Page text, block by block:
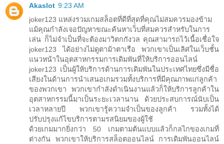
Akaslot 9:23 AM
joker123 แหล่งรวมเกมสล็อตที่ดีที่สุดที่คุณไม่สมควรมองข้าม
แม้คุณกำลังเจอปัญหาขณะค้นหาเว็บที่สมควรสำหรับในการ
เล่น ก็ไม่จำเป็นที่จะต้องมาวิตกกังวล คุณสามารถไว้เนื้อเชื่อใจ
joker123 ได้อย่างไม่ดูตาม้าตาเรือ พวกเขาเป็นเลิศในเว็บชั้น
แนวหน้าในอุตสาหกรรมการเดิมพันที่ให้บริการออนไลน์
joker123 เป็นผู้ให้บริการด้านการเดิมพันในประเทศไทยซึ่งมีชื่อ
เสียงในด้านการนำเสนอเกมรวมทั้งบริการที่มีคุณภาพแก่ลูกค้า
ของพวกเขา พวกเขากำลังดำเนินงานแล้วก็ให้บริการลูกค้าใน
อุตสาหกรรมนี้มาเป็นระยะเวลานาน ด้วยประสบการณ์นับเป็น
เวลาหลายปี พวกเขารู้ความจำเป็นของลูกค้า รวมทั้งได้
ปรับปรุงแก้ไขบริการตามรสนิยมของผู้ใช้
ด้วยเกมมากยิ่งกว่า 50 เกมตามต้นแบบแล้วก็กลไกของเกมที่
ต่างกัน พวกเขาให้บริการสล็อตออนไลน์ การเดิมพันออนไลน์